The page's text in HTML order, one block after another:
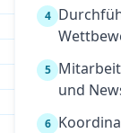
4
5
und
6